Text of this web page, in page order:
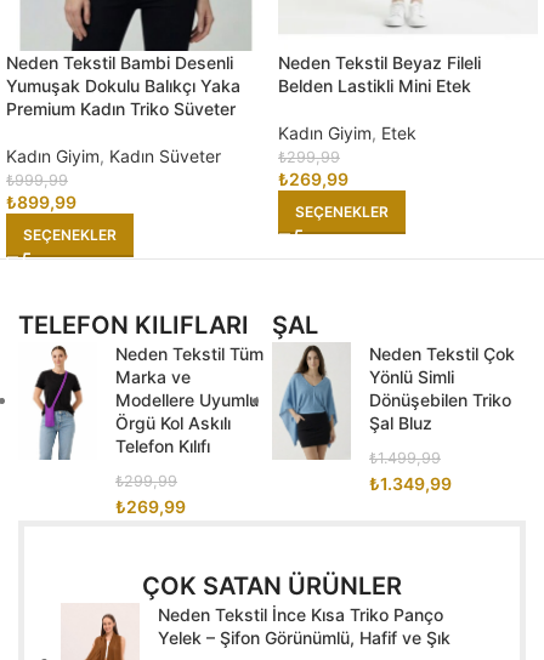
Neden Tekstil Bambi Desenli
Yumuşak Dokulu Balıkçı Yaka
Premium Kadın Triko Süveter
Kadın Giyim, Kadın Süveter
₺999,99
₺899,99
SEÇENEKLER
Neden Tekstil Beyaz Fileli
Belden Lastikli Mini Etek
Kadın Giyim, Etek
₺299,99
₺269,99
SEÇENEKLER
TELEFON KILIFLARI
Neden Tekstil Tüm
Marka ve
Modellere Uyumlu
Örgü Kol Askılı
Telefon Kılıfı
₺299,99
₺269,99
ŞAL
Neden Tekstil Çok
Yönlü Simli
Dönüşebilen Triko
Şal Bluz
₺1.499,99
₺1.349,99
ÇOK SATAN ÜRÜNLER
Neden Tekstil İnce Kısa Triko Panço
Yelek – Şifon Görünümlü, Hafif ve Şık